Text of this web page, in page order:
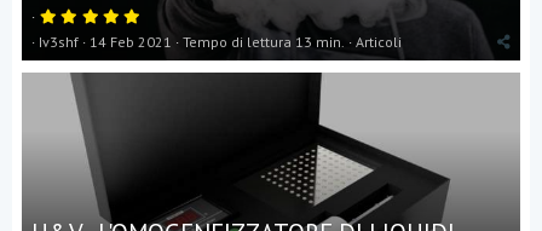
0
0
s
Iv3shf 14 Feb 2021 Tempo di lettura 13 min. Articoli